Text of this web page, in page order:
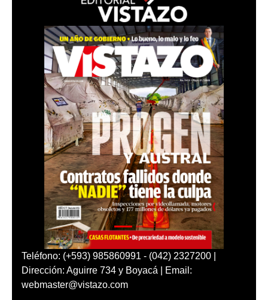
Teléfono: (+593) 985860991 - (042) 2327200 |
Dirección: Aguirre 734 y Boyacá | Email:
webmaster@vistazo.com